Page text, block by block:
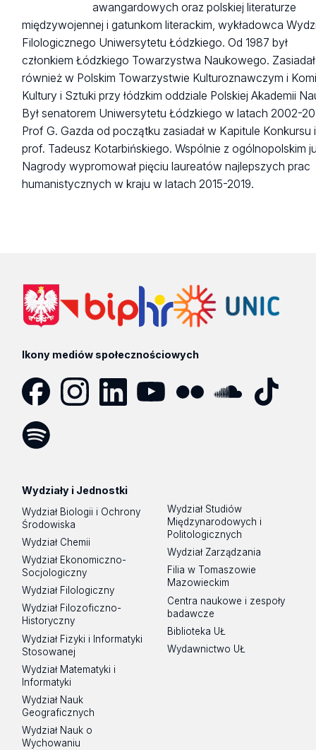
awangardowych oraz polskiej literaturze
międzywojennej i gatunkom literackim, wykładowca
Filologicznego Uniwersytetu Łódzkiego. Od 1987 był
członkiem Łódzkiego Towarzystwa Naukowego. Zasiadał
również w Polskim Towarzystwie Kulturoznawczym i
Kultury i Sztuki przy łódzkim oddziale Polskiej Akademii
Był senatorem Uniwersytetu Łódzkiego w latach 2002-
Prof G. Gazda od początku zasiadał w Kapitule Konkursu
prof. Tadeusz Kotarbińskiego. Wspólnie z ogólnopolskim
Nagrody wypromował pięciu laureatów najlepszych prac
humanistycznych w kraju w latach 2015-2019.
Ikony mediów społecznościowych
Wydziały i Jednostki
Wydział Biologii i Ochrony
Środowiska
Wydział Chemii
Wydział Ekonomiczno-
Socjologiczny
Wydział Filologiczny
Wydział Filozoficzno-
Historyczny
Wydział Fizyki i Informatyki
Stosowanej
Wydział Matematyki i
Informatyki
Wydział Nauk
Geograficznych
Wydział Nauk o
Wychowaniu
Wydział Studiów
Międzynarodowych i
Politologicznych
Wydział Zarządzania
Filia w Tomaszowie
Mazowieckim
Centra naukowe i zespoły
badawcze
Biblioteka UŁ
Wydawnictwo UŁ